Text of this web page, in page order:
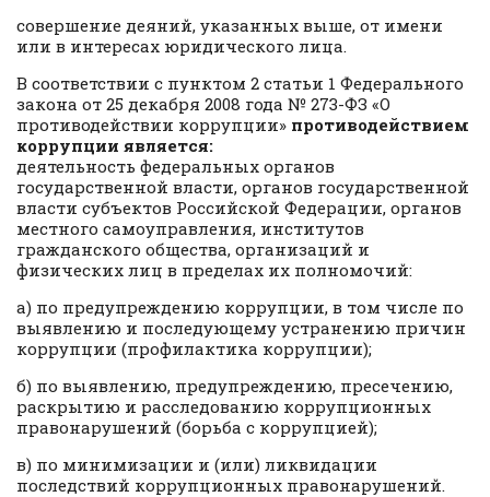
совершение деяний, указанных выше, от имени
или в интересах юридического лица.
В соответствии с пунктом 2 статьи 1 Федерального
закона от 25 декабря 2008 года № 273-ФЗ «О
противодействии коррупции» противодействием
коррупции является:
деятельность федеральных органов
государственной власти, органов государственной
власти субъектов Российской Федерации, органов
местного самоуправления, институтов
гражданского общества, организаций и
физических лиц в пределах их полномочий:
а) по предупреждению коррупции, в том числе по
выявлению и последующему устранению причин
коррупции (профилактика коррупции);
б) по выявлению, предупреждению, пресечению,
раскрытию и расследованию коррупционных
правонарушений (борьба с коррупцией);
в) по минимизации и (или) ликвидации
последствий коррупционных правонарушений.